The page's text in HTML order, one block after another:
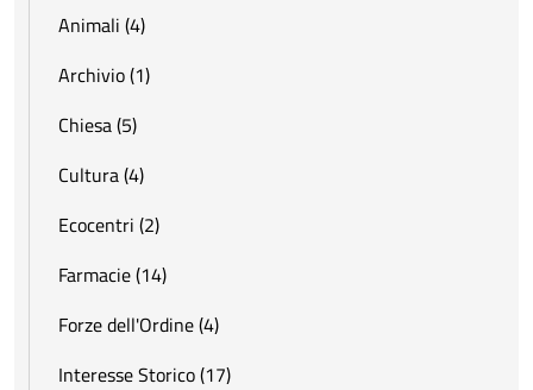
Animali (4)
Archivio (1)
Chiesa (5)
Cultura (4)
Ecocentri (2)
Farmacie (14)
Forze dell'Ordine (4)
Interesse Storico (17)